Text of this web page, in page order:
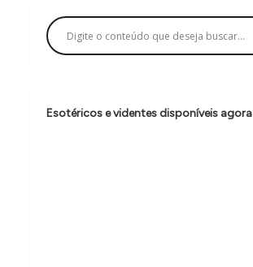
a
ç
o
d
Esotéricos e videntes disponíveis agora